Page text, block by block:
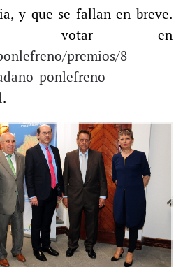
y que se fallan en breve.
votar en
premios/8-
ponlefreno
.